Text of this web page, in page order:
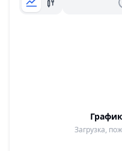
Загрузка,